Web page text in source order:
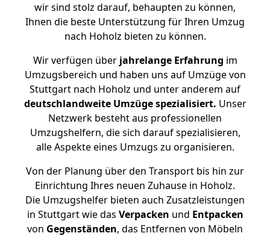
wir sind stolz darauf, behaupten zu können,
Ihnen die beste Unterstützung für Ihren Umzug
nach Hoholz bieten zu können.
Wir verfügen überjahrelange Erfahrung im
Umzugsbereich und haben uns auf Umzüge von
Stuttgart nach Hoholz und unter anderem auf
deutschlandweite Umzüge spezialisiert. Unser
Netzwerk besteht aus professionellen
Umzugshelfern, die sich darauf spezialisieren,
alle Aspekte eines Umzugs zu organisieren.
Von der Planung über den Transport bis hin zur
Einrichtung Ihres neuen Zuhause in Hoholz.
Die Umzugshelfer bieten auch Zusatzleistungen
in Stuttgart wie das Verpacken und Entpacken
von Gegenständen, das Entfernen von Möbeln